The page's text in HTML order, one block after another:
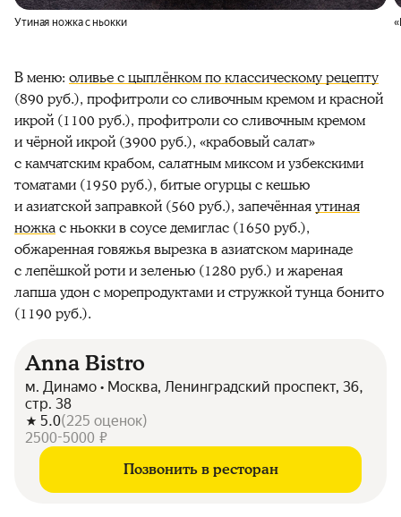
Утиная ножка с ньокки
В меню: оливье с цыплёнком по классическому рецепту
(890 руб.), профитроли со сливочным кремом и красной
икрой (1100 руб.), профитроли со сливочным кремом
и чёрной икрой (3900 руб.), «крабовый салат»
с камчатским крабом, салатным миксом и узбекскими
томатами (1950 руб.), битые огурцы с кешью
и азиатской заправкой (560 руб.), запечённаяутиная
ножкас ньокки в соусе демиглас (1650 руб.),
обжаренная говяжья вырезка в азиатском маринаде
с лепёшкой роти и зеленью (1280 руб.) и жареная
лапша удон с морепродуктами и стружкой тунца бонито
(1190 руб.).
Anna Bistro
м. Динамо • Москва, Ленинградский проспект, 36,
стр. 38
5.0(225 оценок)
2500-5000 ₽
Позвонить в ресторан